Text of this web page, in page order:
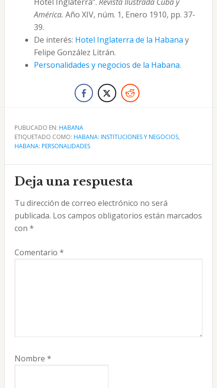
América. Año XIV, núm. 1, Enero 1910, pp. 37-
39.
De interés: Hotel Inglaterra de la Habana y
Felipe González Litrán.
Personalidades y negocios de la Habana.
PUBLICADO EN: HABANA
ETIQUETADO COMO: HABANA: INSTITUCIONES Y NEGOCIOS,
HABANA: PERSONALIDADES
Interacciones
con
los
lectores
Deja una respuesta
Tu dirección de correo electrónico no será
publicada. Los campos obligatorios están marcados
con *
Comentario *
Nombre *